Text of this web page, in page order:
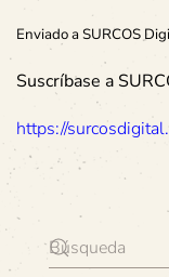
Enviado a SURCOS
Suscríbase a
https://